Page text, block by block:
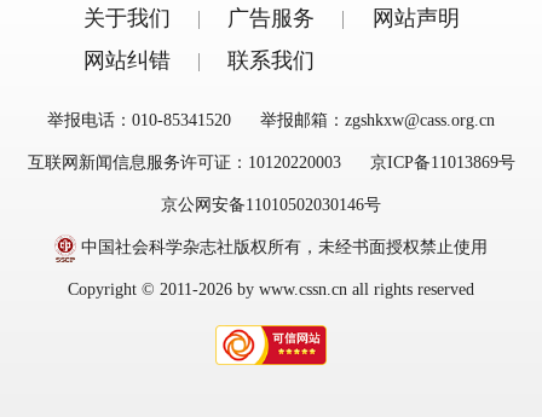
关于我们 广告服务
网站声明
网站纠错
联系我们
举报电话：010-85341520 举报邮箱：zgshkxw@cass.org.cn
互联网新闻信息服务许可证：10120220003 京ICP备11013869号
京公网安备11010502030146号
中国社会科学杂志社版权所有，未经书面授权禁止使用
Copyright © 2011-2026 by www.cssn.cn all rights reserved